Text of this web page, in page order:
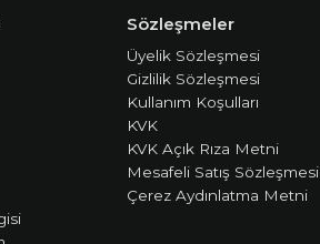
Sözleşmeler
Üyelik Sözleşmesi
Gizlilik Sözleşmesi
Kullanım Koşulları
KVK
KVK Açık Rıza Metni
Mesafeli Satış Sözleşmesi
Çerez Aydınlatma Metni